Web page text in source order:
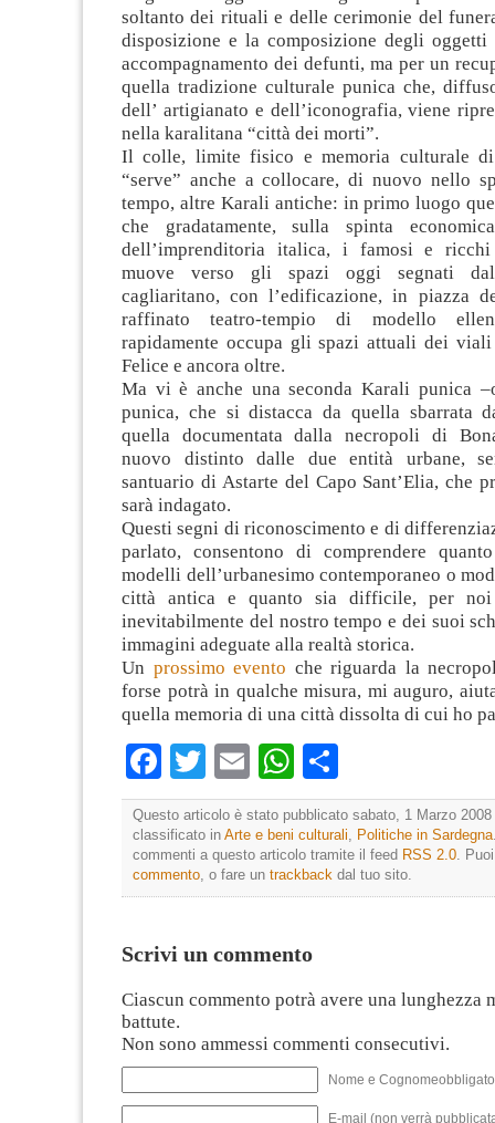
soltanto dei rituali e delle cerimonie del
disposizione e la composizione degli
accompagnamento dei defunti, ma per un
quella tradizione culturale punica che,
dell’ artigianato e dell’iconografia, viene
nella karalitana “città dei morti”.
Il colle, limite fisico e memoria culturale
“serve” anche a collocare, di nuovo nello
tempo, altre Karali antiche: in primo luogo
che gradatamente, sulla spinta
dell’imprenditoria italica, i famosi e
muove verso gli spazi oggi segnati
cagliaritano, con l’edificazione, in piazza
raffinato teatro-tempio di modello
rapidamente occupa gli spazi attuali dei
Felice e ancora oltre.
Ma vi è anche una seconda Karali punica
punica, che si distacca da quella sbarrata
quella documentata dalla necropoli di
nuovo distinto dalle due entità urbane,
santuario di Astarte del Capo Sant’Elia, che
sarà indagato.
Questi segni di riconoscimento e di
parlato, consentono di comprendere
modelli dell’urbanesimo contemporaneo o
città antica e quanto sia difficile, per
inevitabilmente del nostro tempo e dei suoi
immagini adeguate alla realtà storica.
Un prossimo evento che riguarda la
forse potrà in qualche misura, mi auguro,
quella memoria di una città dissolta di cui ho
Facebook
TwitterEmailWhatsApp
Questo articolo è stato pubblicato sabato, 1 Marzo
classificato in Arte e beni culturali Politiche in Sardegna
commenti a questo articolo tramite il feed RSS 2.0 .
commento , o fare un trackback dal tuo sito.
Scrivi un commento
Ciascun commento potrà avere una lunghezza
battute.
Non sono ammessi commenti consecutivi.
Nome e
E-mail (non verrà